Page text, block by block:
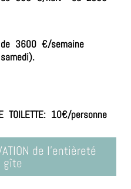
3600 €/semaine
TOILETTE: 10€/personne
de l'entièreté
gîte